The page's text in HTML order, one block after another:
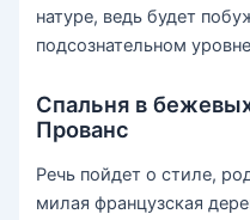
натуре, ведь будет
подсознательном
Спальня в
Прованс
Речь пойдет о стиле,
милая французская